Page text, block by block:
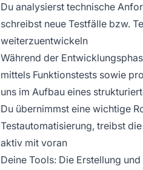
Du analysierst technische
schreibst neue Testfälle bzw.
weiterzuentwickeln
Während der
mittels Funktionstests sowie
uns im Aufbau eines
Du übernimmst eine wichtige
Testautomatisierung, treibst
aktiv mit voran
Deine Tools: Die Erstellung